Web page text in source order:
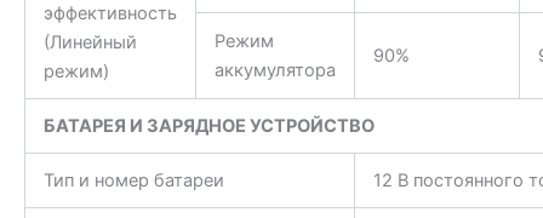
эффективность
(Линейный
режим)
Режим
аккумулятора
90%
БАТАРЕЯ И ЗАРЯДНОЕ УСТРОЙСТВО
Тип и номер батареи 12 В постоянного